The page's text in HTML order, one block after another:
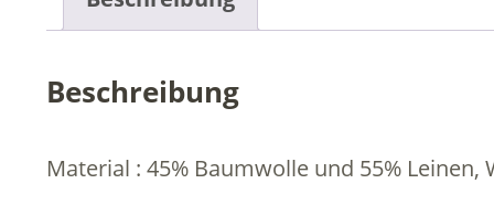
Beschreibung
Material : 45% Baumwolle und 55% Leinen,